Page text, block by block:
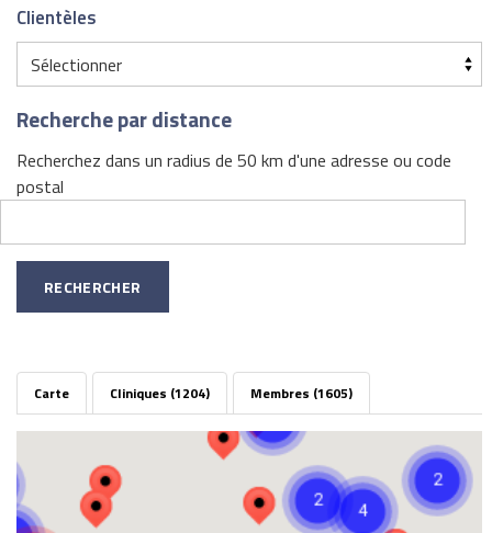
Clientèles
Recherche par distance
Recherchez dans un radius de 50 km d'une adresse ou code
postal
Carte Cliniques (1204) Membres (1605)